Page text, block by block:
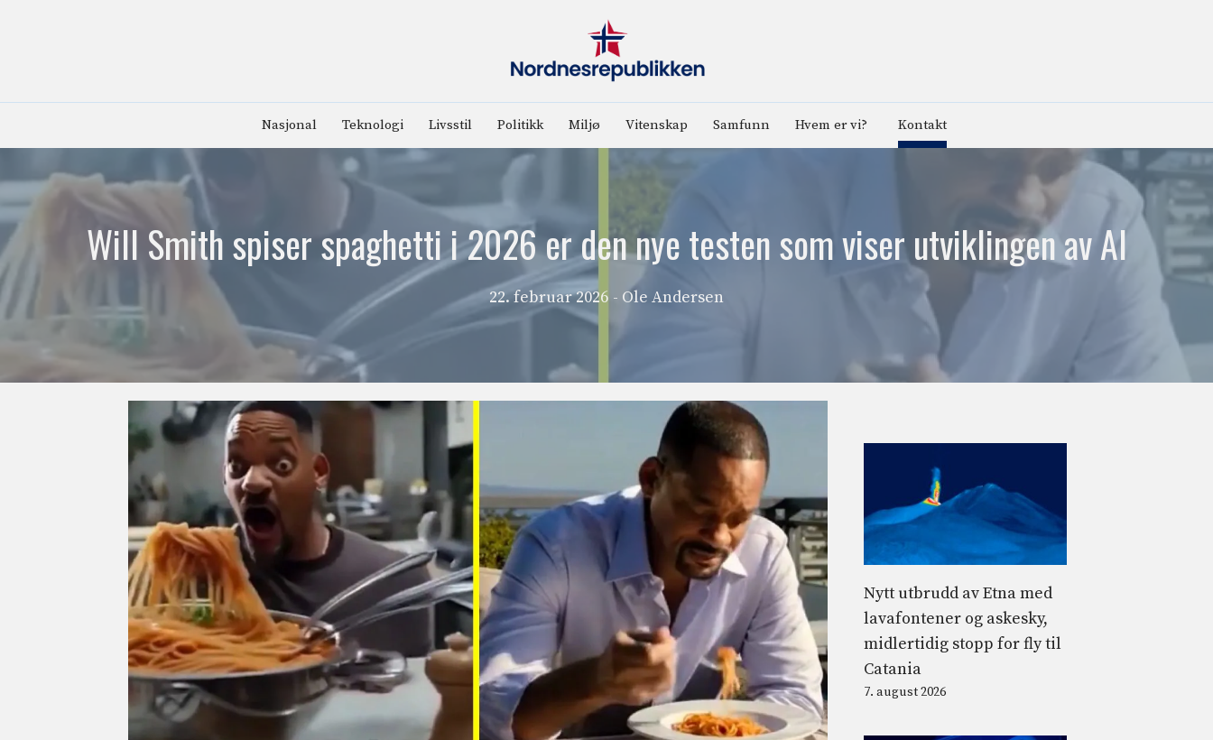
Nasjonal Teknologi Livsstil Politikk Miljø Vitenskap Samfunn Hvem er vi? Kontakt
Will Smith spiser spaghetti i 2026 er den nye testen som viser utviklingen av AI
22. februar 2026 - Ole Andersen
Nytt utbrudd av Etna med
lavafontener og askesky,
midlertidig stopp for fly til
Catania
7. august 2026